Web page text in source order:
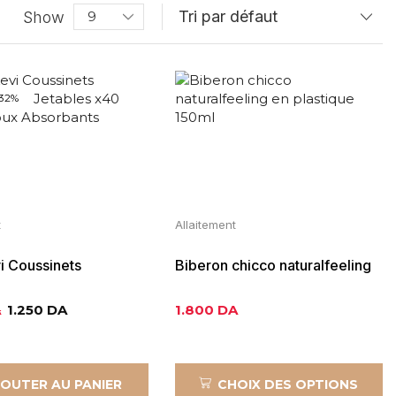
Show
Coussinets
Absorbants
1.250 DA
AU PANIER
Allaitement
Biberon chicco naturalfeeling
1.800 DA
CHOIX DES OPTIONS